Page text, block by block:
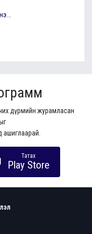
дүрмийн журамласан
ашиглаарай.
Татах
Play Store